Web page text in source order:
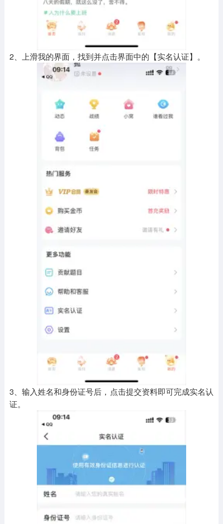
2、上滑我的界面，找到并点击界面中的【实名认证】。
3、输入姓名和身份证号后，点击提交资料即可完成实名认
证。